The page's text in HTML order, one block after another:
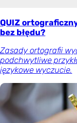
QUIZ
bez błędu?
Zasady ortografii
podchwytliwe
językowe wyczucie.